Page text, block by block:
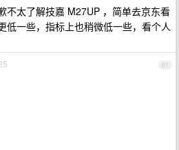
不太了解技嘉 M27UP ，简单去京东看
低一些，指标上也稍微低一些，看个人
81